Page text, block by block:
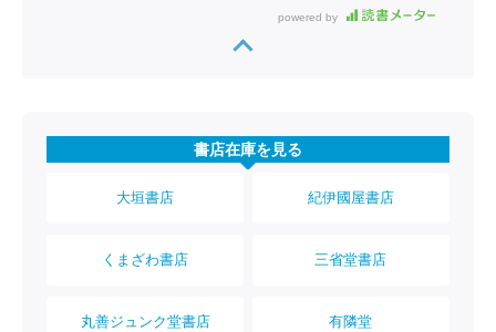
powered by
書店在庫を見る
大垣書店 紀伊國屋書店
くまざわ書店 三省堂書店
丸善ジュンク堂書店 有隣堂